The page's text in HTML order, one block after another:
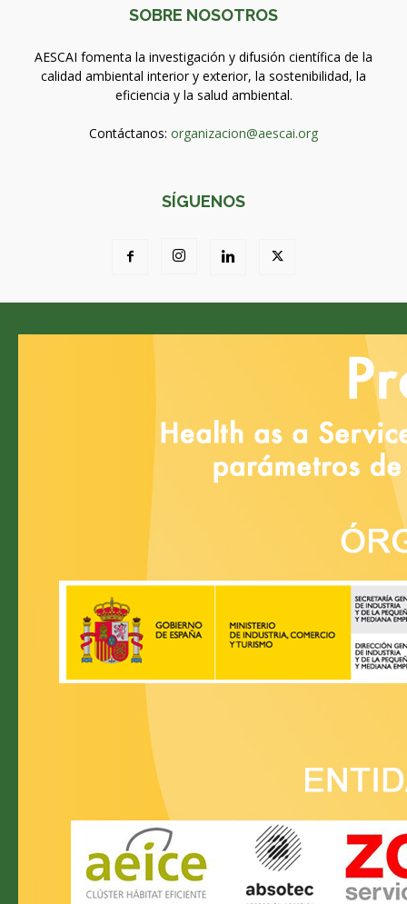
SOBRE NOSOTROS
AESCAI fomenta la investigación y difusión científica de la
calidad ambiental interior y exterior, la sostenibilidad, la
eficiencia y la salud ambiental.
Contáctanos: organizacion@aescai.org
SÍGUENOS